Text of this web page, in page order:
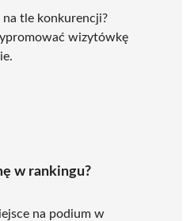
tle konkurencji?
wizytówkę
w rankingu?
na podium w